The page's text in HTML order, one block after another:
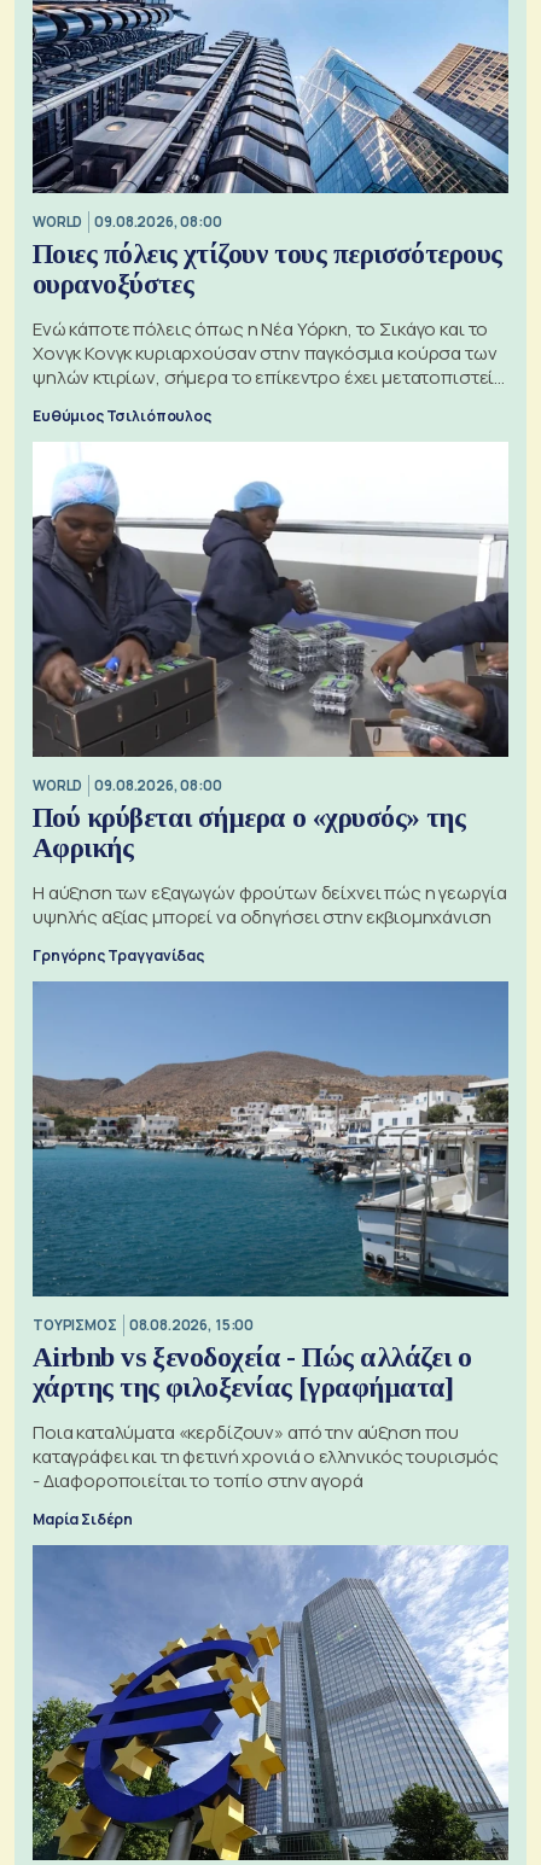
WORLD 09.08.2026, 08:00
Ποιες πόλεις χτίζουν τους περισσότερους
ουρανοξύστες
Ενώ κάποτε πόλεις όπως η Νέα Υόρκη, το Σικάγο και το
Χονγκ Κονγκ κυριαρχούσαν στην παγκόσμια κούρσα των
ψηλών κτιρίων, σήμερα το επίκεντρο έχει μετατοπιστεί
Ευθύμιος Τσιλιόπουλος
WORLD 09.08.2026, 08:00
Πού κρύβεται σήμερα ο «χρυσός» της
Αφρικής
Η αύξηση των εξαγωγών φρούτων δείχνει πώς η γεωργία
υψηλής αξίας μπορεί να οδηγήσει στην εκβιομηχάνιση
Γρηγόρης Τραγγανίδας
ΤΟΥΡΙΣΜΟΣ 08.08.2026, 15:00
Airbnb vs ξενοδοχεία - Πώς αλλάζει ο
χάρτης της φιλοξενίας [γραφήματα]
Ποια καταλύματα «κερδίζουν» από την αύξηση που
καταγράφει και τη φετινή χρονιά ο ελληνικός τουρισμός
- Διαφοροποιείται το τοπίο στην αγορά
Μαρία Σιδέρη